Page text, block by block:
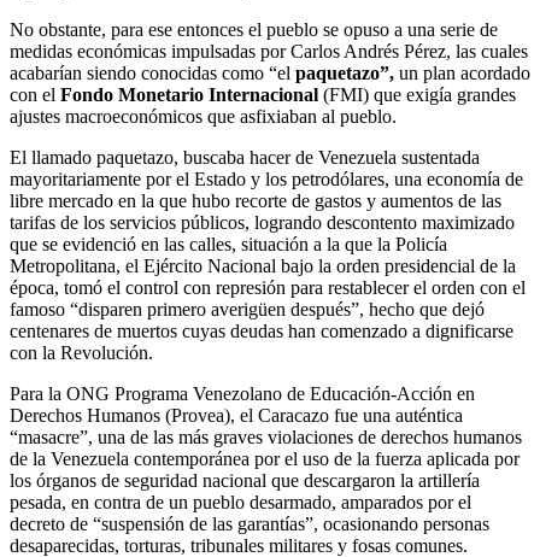
No obstante, para ese entonces el pueblo se opuso a una serie de
medidas económicas impulsadas por Carlos Andrés Pérez, las cuales
acabarían siendo conocidas como “el paquetazo”, un plan acordado
con el Fondo Monetario Internacional (FMI) que exigía grandes
ajustes macroeconómicos que asfixiaban al pueblo.
El llamado paquetazo, buscaba hacer de Venezuela sustentada
mayoritariamente por el Estado y los petrodólares, una economía de
libre mercado en la que hubo recorte de gastos y aumentos de las
tarifas de los servicios públicos, logrando descontento maximizado
que se evidenció en las calles, situación a la que la Policía
Metropolitana, el Ejército Nacional bajo la orden presidencial de la
época, tomó el control con represión para restablecer el orden con el
famoso “disparen primero averigüen después”, hecho que dejó
centenares de muertos cuyas deudas han comenzado a dignificarse
con la Revolución.
Para la ONG Programa Venezolano de Educación-Acción en
Derechos Humanos (Provea), el Caracazo fue una auténtica
“masacre”, una de las más graves violaciones de derechos humanos
de la Venezuela contemporánea por el uso de la fuerza aplicada por
los órganos de seguridad nacional que descargaron la artillería
pesada, en contra de un pueblo desarmado, amparados por el
decreto de “suspensión de las garantías”, ocasionando personas
desaparecidas, torturas, tribunales militares y fosas comunes.